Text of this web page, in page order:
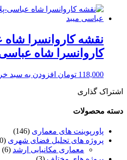
نقشه کاروانسرا شاه
کاروانسرا شاه
118,000 تومان افزودن به سبد
اشتراک گذاری
دسته محصولات
پاورپوینت های معماری (146)
پروژه های تحلیل فضای شهری (10)
معماری مکانیابی ارشد (6)